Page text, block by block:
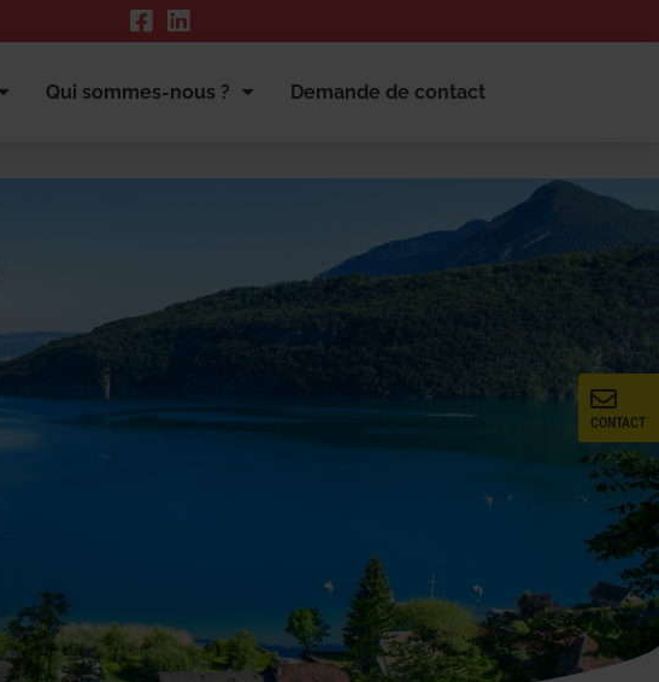
Qui sommes-nous ? Demande de contact
CONTACT